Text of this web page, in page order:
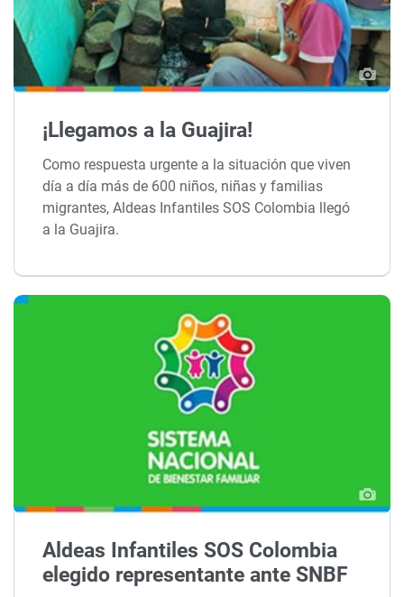
¡Llegamos a la Guajira!
Como respuesta urgente a la situación que viven
día a día más de 600 niños, niñas y familias
migrantes, Aldeas Infantiles SOS Colombia llegó
a la Guajira.
Aldeas Infantiles SOS Colombia
elegido representante ante SNBF